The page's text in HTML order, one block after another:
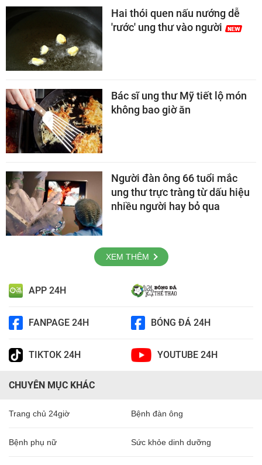
Hai thói quen nấu nướng dễ
'rước' ung thư vào người
Bác sĩ ung thư Mỹ tiết lộ món
không bao giờ ăn
Người đàn ông 66 tuổi mắc
ung thư trực tràng từ dấu hiệu
nhiều người hay bỏ qua
XEM THÊM
APP 24H
FANPAGE 24H BÓNG ĐÁ 24H
TIKTOK 24H YOUTUBE 24H
CHUYÊN MỤC KHÁC
Trang chủ 24giờ Bệnh đàn ông
Bệnh phụ nữ Sức khỏe dinh dưỡng